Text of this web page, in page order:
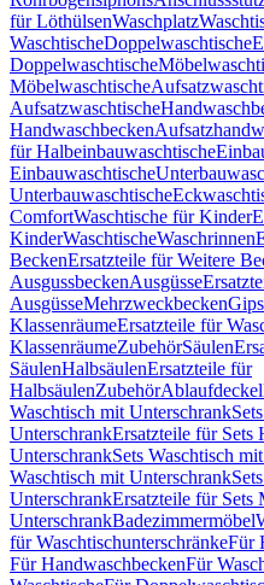
für LöthülsenWaschplatz
WaschtischeDoppelwaschtische
Doppelwaschtische
Möbelwaschtische
Aufsatzwaschtische
Handwaschbecken
für Halbeinbauwaschtische
Einbauwaschtische
Unterbauwaschtische
ComfortWaschtische für Kinder
KinderWaschtischeWaschrinnen
BeckenErsatzteile für Weitere
AusgussbeckenAusgüsse
AusgüsseMehrzweckbecken
KlassenräumeErsatzteile für
KlassenräumeZubehörSäulen
SäulenHalbsäulenErsatzteile für
HalbsäulenZubehörAblaufdeckel
Waschtisch mit Unterschrank
UnterschrankErsatzteile für Sets
UnterschrankSets Waschtisch
Waschtisch mit Unterschrank
UnterschrankErsatzteile für Sets
UnterschrankBadezimmermöbel
für WaschtischunterschränkeFür
Für HandwaschbeckenFür